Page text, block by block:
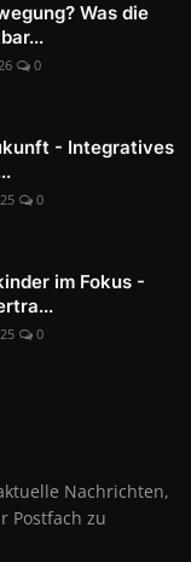
Was die
0
- Integratives
0
im Fokus -
0
Nachrichten,
Postfach zu